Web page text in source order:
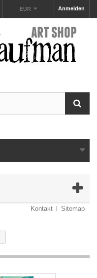
Anmelden
EUR
Kontakt Sitemap